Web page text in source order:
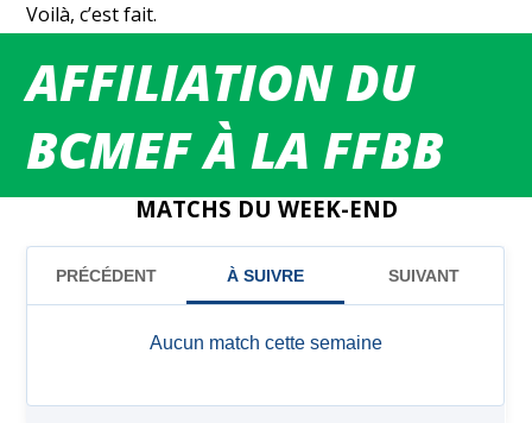
AFFILIATION DU
BCMEF À LA FFBB
Voilà, c’est fait.
En avant pour une nouvelle saison sous les couleurs
du BCMEF.
MATCHS DU WEEK-END